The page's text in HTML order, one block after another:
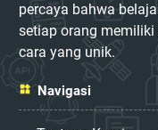
percaya bahwa
setiap orang
cara yang unik.
Navigasi